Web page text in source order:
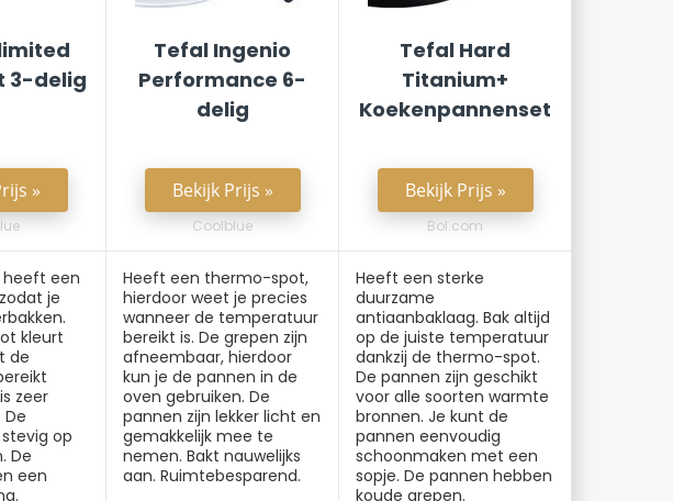
3-delig
»
heeft een
je
kleurt
de
zeer
De
op
De
een
Tefal Ingenio
Performance 6-
delig
Bekijk Prijs »
Coolblue
Heeft een thermo-spot,
hierdoor weet je precies
wanneer de temperatuur
bereikt is. De grepen zijn
afneembaar, hierdoor
kun je de pannen in de
oven gebruiken. De
pannen zijn lekker licht en
gemakkelijk mee te
nemen. Bakt nauwelijks
aan. Ruimtebesparend.
Tefal Hard
Titanium+
Koekenpannenset
Bekijk Prijs »
Bol.com
Heeft een sterke
duurzame
antiaanbaklaag. Bak altijd
op de juiste temperatuur
dankzij de thermo-spot.
De pannen zijn geschikt
voor alle soorten warmte
bronnen. Je kunt de
pannen eenvoudig
schoonmaken met een
sopje. De pannen hebben
koude grepen.